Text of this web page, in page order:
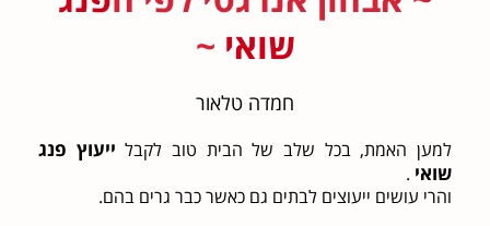
שואי ~
חמדה טלאור
למען האמת, בכל שלב של הבית טוב לקבלייעוץ פנג
שואי
והרי עושים ייעוצים לבתים גם כאשר כבר גרים בהם.